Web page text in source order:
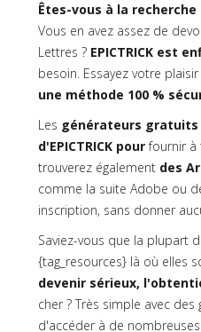
Êtes-vous à la
Vous en avez assez de
Lettres ? EPICTRICK est
besoin. Essayez votre
une méthode 100 %
Les générateurs gratuits
d'EPICTRICK pourfournir à
trouverez également des
comme la suite Adobe ou
inscription, sans donner
Saviez-vous que la plupart
{tag_resources} là où elles
devenir sérieux,
cher ? Très simple avec
d'accéder à de